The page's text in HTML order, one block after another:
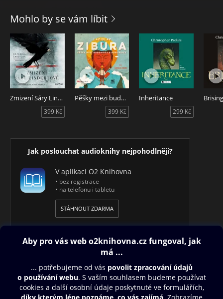
PAVEL JEDLIČKA
Vystupuje též pod pseudonymem doctor H.
V roce 2016 napsal román Armabetton.
Píše texty pro skupinu Disharmonici.
Audiokniha Parta z Tiché strany. Autor Pavel Jedlička, čte
Martin Čevora.
Mohlo by se vám líbit
Zmizení Sáry Lindertové
399 Kč
Pěšky mezi buddhisty a komunisty
399 Kč
Inheritance
299 Kč
Jak poslouchat audioknihy nejpohodlněji?
V aplikaci O2 Knihovna
• bez registrace
• na telefonu i tabletu
STÁHNOUT ZDARMA
Obsah ke stažení
Moje O2 Knihovna